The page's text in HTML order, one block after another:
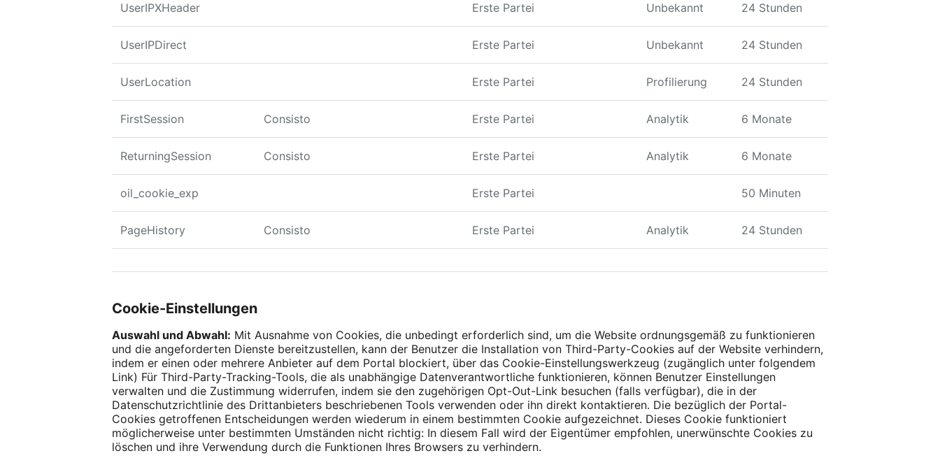
UserIPXHeader Erste Partei Unbekannt 24 Stunden
UserIPDirect Erste Partei Unbekannt 24 Stunden
UserLocation Erste Partei Profilierung 24 Stunden
FirstSession Consisto Erste Partei Analytik 6 Monate
ReturningSession Consisto Erste Partei Analytik 6 Monate
oil_cookie_exp Erste Partei 50 Minuten
PageHistory Consisto Erste Partei Analytik 24 Stunden
Cookie-Einstellungen
Auswahl und Abwahl: Mit Ausnahme von Cookies, die unbedingt erforderlich sind, um die Website ordnungsgemäß zu funktionieren
und die angeforderten Dienste bereitzustellen, kann der Benutzer die Installation von Third-Party-Cookies auf der Website verhindern,
indem er einen oder mehrere Anbieter auf dem Portal blockiert, über das Cookie-Einstellungswerkzeug (zugänglich unter folgendem
Link) Für Third-Party-Tracking-Tools, die als unabhängige Datenverantwortliche funktionieren, können Benutzer Einstellungen
verwalten und die Zustimmung widerrufen, indem sie den zugehörigen Opt-Out-Link besuchen (falls verfügbar), die in der
Datenschutzrichtlinie des Drittanbieters beschriebenen Tools verwenden oder ihn direkt kontaktieren. Die bezüglich der Portal-
Cookies getroffenen Entscheidungen werden wiederum in einem bestimmten Cookie aufgezeichnet. Dieses Cookie funktioniert
möglicherweise unter bestimmten Umständen nicht richtig: In diesem Fall wird der Eigentümer empfohlen, unerwünschte Cookies zu
löschen und ihre Verwendung durch die Funktionen Ihres Browsers zu verhindern.